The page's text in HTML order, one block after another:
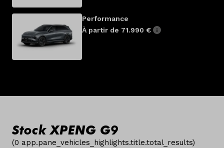
Performance
À partir de 71.990 €
Stock XPENG G9
(0 app.pane_vehicles_highlights.title.total_results)